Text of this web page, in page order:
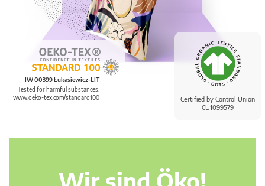
Certified by Control Union
CU1099579
IW 00399 Łukasiewicz-ŁIT
Tested for harmful substances.
www.oeko-tex.com/standard100
Wir sind Öko!